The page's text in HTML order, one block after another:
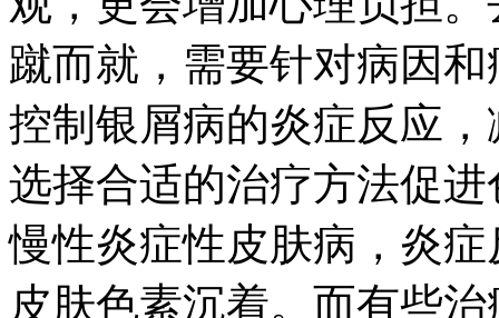
蹴而就，需要针对病因
控制银屑病的炎症反应
选择合适的治疗方法促
慢性炎症性皮肤病，炎
皮肤色素沉着。而有些